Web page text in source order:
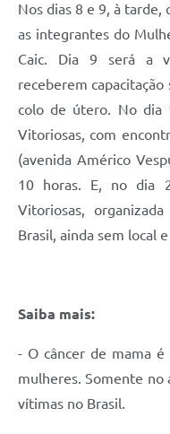
Nos dias 8 e 9, à tarde,
as integrantes do
Caic. Dia 9 será a
receberem
colo de útero. No dia
Vitoriosas, com
(avenida Américo
10 horas. E, no dia
Vitoriosas,
Brasil, ainda sem local
Saiba mais:
- O câncer de mama
mulheres. Somente no
vítimas no Brasil.